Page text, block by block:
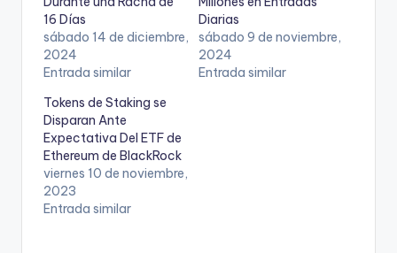
16 Días
sábado 14 de diciembre,
2024
Entrada similar
Diarias
sábado 9 de noviembre,
2024
Entrada similar
Tokens de Staking se
Disparan Ante
Expectativa Del ETF de
Ethereum de BlackRock
viernes 10 de noviembre,
2023
Entrada similar